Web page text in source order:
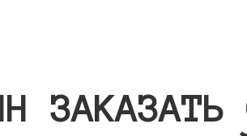
ЗАКАЗАТЬ